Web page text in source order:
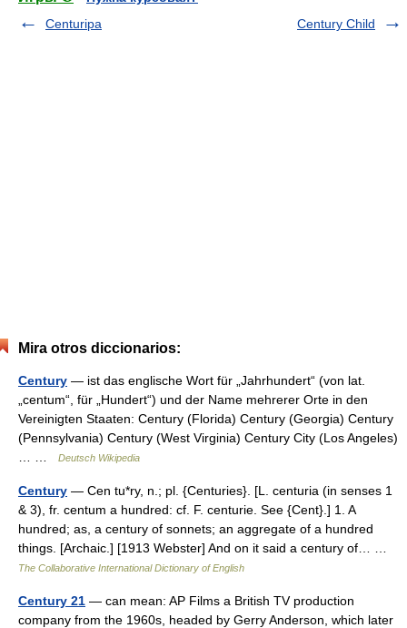
Centuripa
Century Child
Mira otros diccionarios:
Century — ist das englische Wort für „Jahrhundert“ (von lat.
„centum“, für „Hundert“) und der Name mehrerer Orte in den
Vereinigten Staaten: Century (Florida) Century (Georgia) Century
(Pennsylvania) Century (West Virginia) Century City (Los Angeles)
Deutsch Wikipedia
Century — Cen tu*ry, n.; pl. {Centuries}. [L. centuria (in senses 1
& 3), fr. centum a hundred: cf. F. centurie. See {Cent}.] 1. A
hundred; as, a century of sonnets; an aggregate of a hundred
things. [Archaic.] [1913 Webster] And on it said a century of… …
The Collaborative International Dictionary of English
Century 21 — can mean: AP Films a British TV production
company from the 1960s, headed by Gerry Anderson, which later